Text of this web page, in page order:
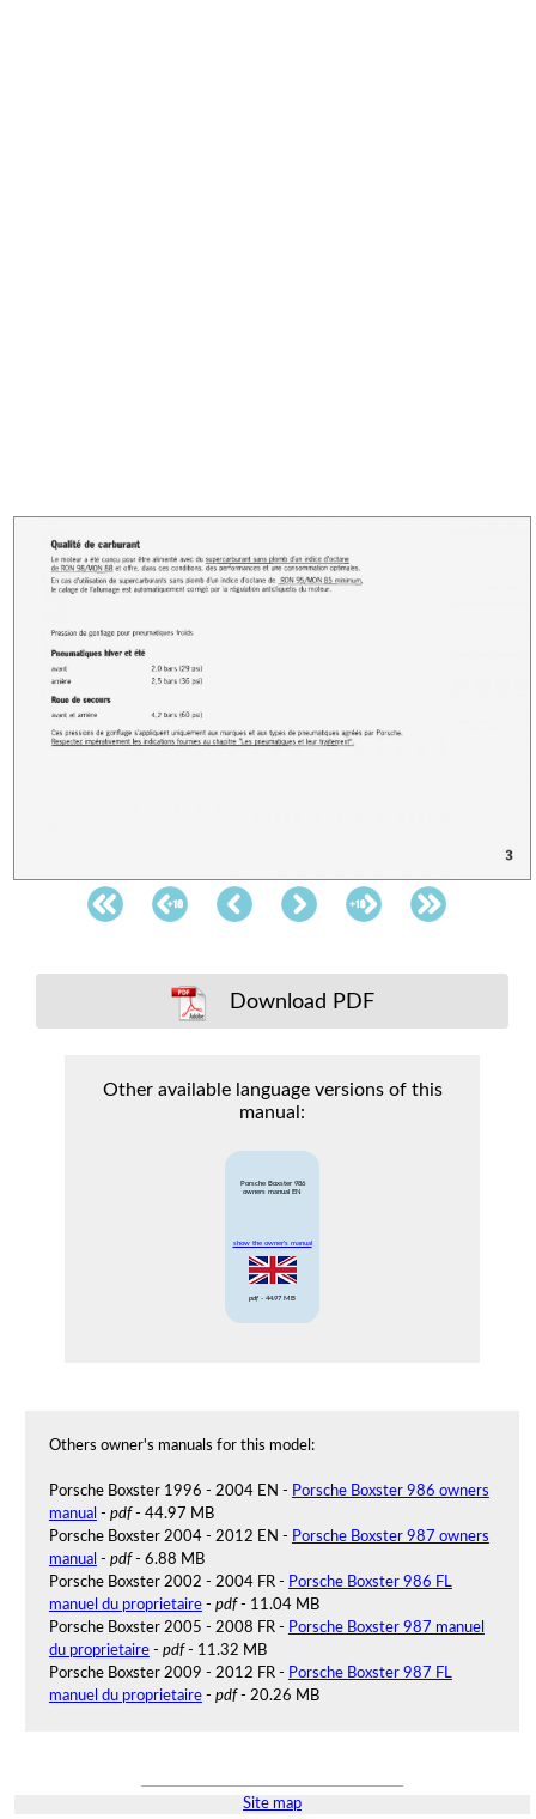
Download PDF
Other available language versions of this
manual:
Porsche Boxster 986
owners manual EN
show the owner's manual
pdf - 44.97 MB
Others owner's manuals for this model:
Porsche Boxster 1996 - 2004 EN - Porsche Boxster 986 owners
manual - pdf- 44.97 MB
Porsche Boxster 2004 - 2012 EN - Porsche Boxster 987 owners
manual - pdf- 6.88 MB
Porsche Boxster 2002 - 2004 FR - Porsche Boxster 986 FL
manuel du proprietaire- pdf- 11.04 MB
Porsche Boxster 2005 - 2008 FR - Porsche Boxster 987 manuel
du proprietaire- pdf- 11.32 MB
Porsche Boxster 2009 - 2012 FR - Porsche Boxster 987 FL
manuel du proprietaire- pdf- 20.26 MB
Site map